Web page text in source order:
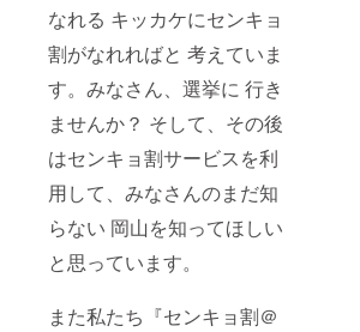
なれる キッカケにセンキョ
割がなれればと 考えていま
す。みなさん、選挙に 行き
ませんか？ そして、その後
はセンキョ割サービスを利
用して、みなさんのまだ知
らない 岡山を知ってほしい
と思っています。
また私たち『センキョ割＠